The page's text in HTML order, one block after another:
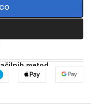
metod